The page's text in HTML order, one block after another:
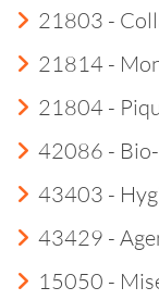
21803 -
21814 -
21804 -
42086 -
43403 -
43429 -
15050 -